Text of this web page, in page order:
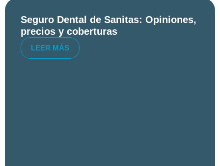
Seguro Dental de Sanitas: Opiniones,
precios y coberturas
LEER MÁS